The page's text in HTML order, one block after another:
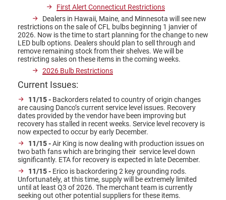
First Alert Connecticut Restrictions
Dealers in Hawaii, Maine, and Minnesota will see new
restrictions on the sale of CFL bulbs beginning 1 janvier of
2026. Now is the time to start planning for the change to new
LED bulb options. Dealers should plan to sell through and
remove remaining stock from their shelves. We will be
restricting sales on these items in the coming weeks.
2026 Bulb Restrictions
Current Issues:
11/15 - Backorders related to country of origin changes
are causing Danco’s current service level issues. Recovery
dates provided by the vendor have been improving but
recovery has stalled in recent weeks. Service level recovery is
now expected to occur by early December.
11/15 -Air King is now dealing with production issues on
two bath fans which are bringing their service level down
significantly. ETA for recovery is expected in late December.
11/15 - Erico is backordering 2 key grounding rods.
Unfortunately, at this time, supply will be extremely limited
until at least Q3 of 2026. The merchant team is currently
seeking out other potential suppliers for these items.